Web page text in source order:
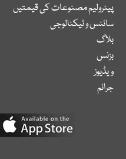
پیٹرولیم مصنوعات کی قیمتیں
سائنس و ٹیکنالوجی
بلاگ
بزنس
ویڈیوز
جرائم